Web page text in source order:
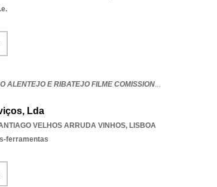
ALENTEJO E RIBATEJO FILME COMISSION...
Lda
VELHOS ARRUDA VINHOS, LISBOA
ferramentas